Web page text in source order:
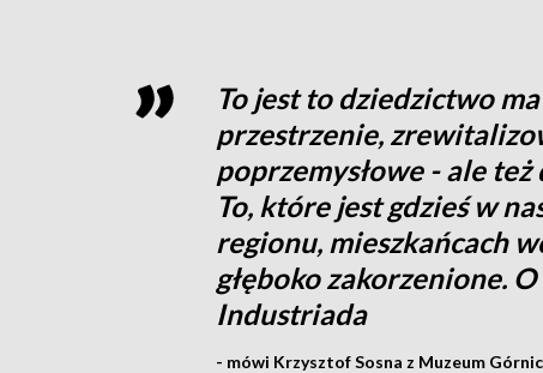
To jest to dziedzictwo
przestrzenie,
poprzemysłowe - ale
To, które jest gdzieś w
regionu, mieszkańcach
głęboko zakorzenione.
Industriada
- mówi Krzysztof Sosna z Muzeum